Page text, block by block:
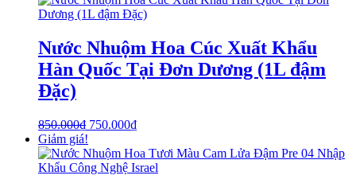
Nước Nhuộm Hoa Cúc Xuất Khẩu
Hàn Quốc Tại Đơn Dương (1L đậm
Đặc)
850.000₫ 750.000₫
Giảm giá!